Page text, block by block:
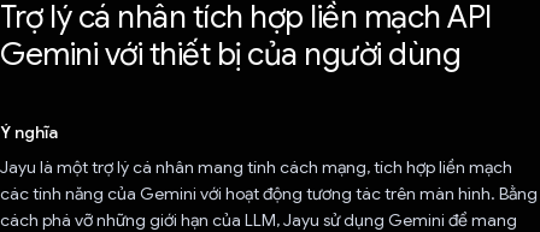
Trợ lý cá nhân tích hợp liền mạch API
Gemini với thiết bị của người dùng
Ý nghĩa
Jayu là một trợ lý cá nhân mang tính cách mạng, tích hợp liền mạch
các tính năng của Gemini với hoạt động tương tác trên màn hình. Bằng
cách phá vỡ những giới hạn của LLM, Jayu sử dụng Gemini để mang